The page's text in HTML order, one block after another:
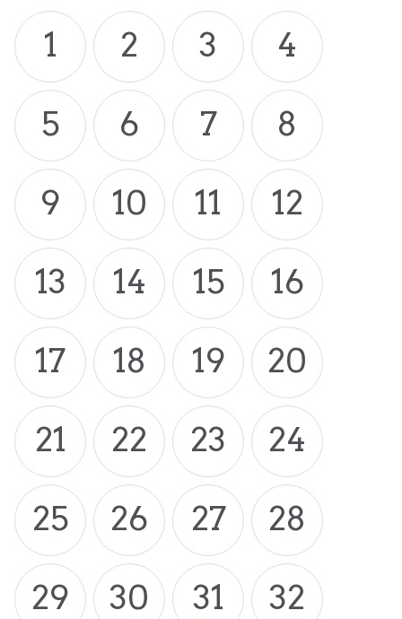
1 2 3
4
5
6 7
8
9
10 11
12
13
14 15
16
17
18 19
20
21
22 23
24
25
26 27
28
29
30 31
32